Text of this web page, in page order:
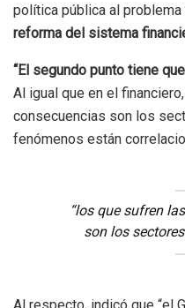
política pública al problema
reforma del sistema
“El segundo punto tiene
Al igual que en el
consecuencias son los
fenómenos están
“los que sufren
son los